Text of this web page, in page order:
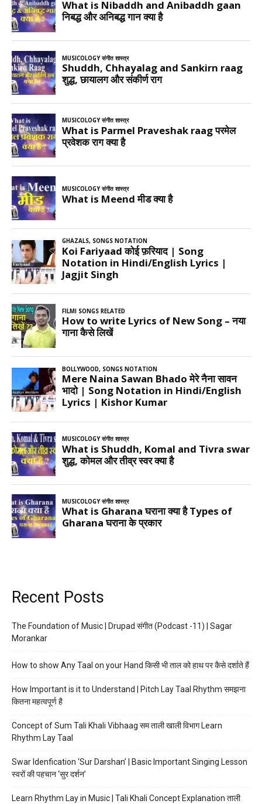
Recent Posts
The Foundation of Music | Drupad संगीत (Podcast -11) | Sagar
Morankar
How to show Any Taal on your Hand किसी भी ताल को हाथ पर कैसे दर्शाते हैं
How Important is it to Understand | Pitch Lay Taal Rhythm समझना
कितना महत्वपूर्ण है
Concept of Sum Tali Khali Vibhaag सम ताली खाली विभाग Learn
Rhythm Lay Taal
Swar Idenfication ‘Sur Darshan’ | Basic Important Singing Lesson
स्वरों की पहचान ‘सुर दर्शन’
Learn Rhythm Lay in Music | Tali Khali Concept Explanation ताली